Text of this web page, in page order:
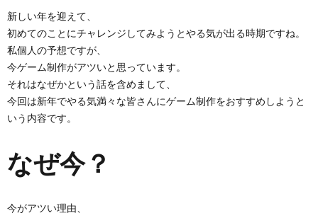
新しい年を迎えて、
初めてのことにチャレンジしてみようとやる気が出る時期ですね。
私個人の予想ですが、
今ゲーム制作がアツいと思っています。
それはなぜかという話を含めまして、
今回は新年でやる気満々な皆さんにゲーム制作をおすすめしようと
いう内容です。
なぜ今？
今がアツい理由、